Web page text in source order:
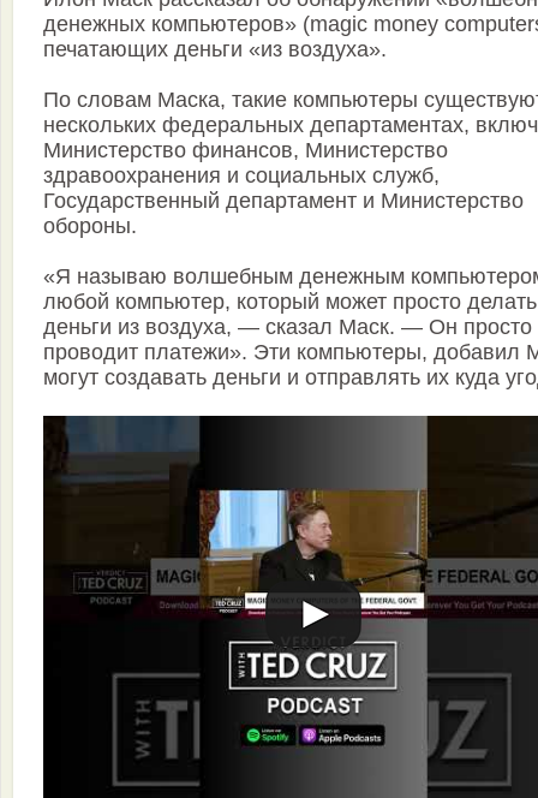
денежных компьютеров» (magic money
печатающих деньги «из воздуха».
По словам Маска, такие компьютеры
нескольких федеральных департаментах,
Министерство финансов, Министерство
здравоохранения и социальных служб,
Государственный департамент и Министерство
обороны.
«Я называю волшебным денежным
любой компьютер, который может просто делать
деньги из воздуха, — сказал Маск. — Он просто
проводит платежи». Эти компьютеры, добавил
могут создавать деньги и отправлять их куда